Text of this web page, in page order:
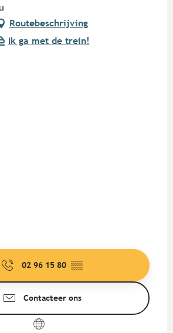
Routebeschrijving
Ik ga met de trein!
02 96 15 80 ▒▒
Contacteer ons